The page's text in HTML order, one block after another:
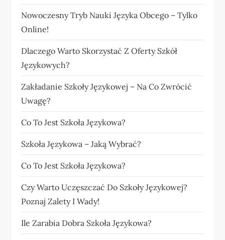
Nowoczesny Tryb Nauki Języka Obcego – Tylko
Online!
Dlaczego Warto Skorzystać Z Oferty Szkół
Językowych?
Zakładanie Szkoły Językowej – Na Co Zwrócić
Uwagę?
Co To Jest Szkoła Językowa?
Szkoła Językowa – Jaką Wybrać?
Co To Jest Szkoła Językowa?
Czy Warto Uczęszczać Do Szkoły Językowej?
Poznaj Zalety I Wady!
Ile Zarabia Dobra Szkoła Językowa?